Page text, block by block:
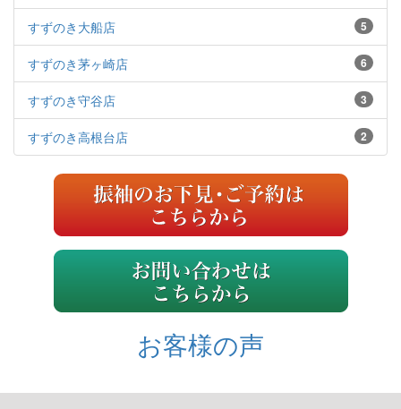
5
すずのき大船店
6
すずのき茅ヶ崎店
3
すずのき守谷店
2
すずのき高根台店
お客様の声